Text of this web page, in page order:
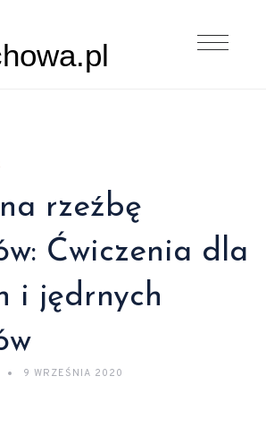
rzeźbę
Ćwiczenia dla
i jędrnych
9 WRZEŚNIA 2020